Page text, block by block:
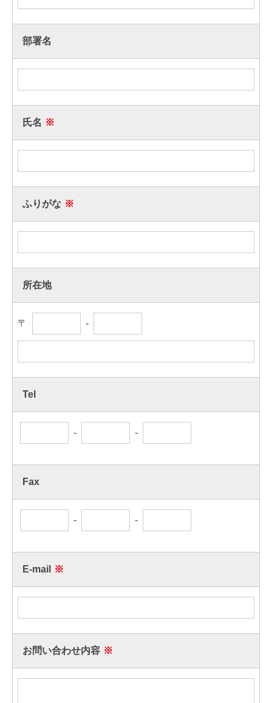
部署名
氏名 ※
ふりがな ※
所在地
〒 -
Tel
- -
Fax
- -
E-mail ※
お問い合わせ内容 ※